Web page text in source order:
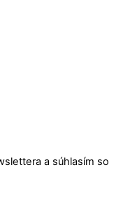
a súhlasím so